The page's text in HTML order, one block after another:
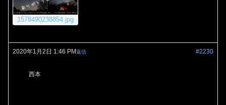
1578490238854.jpg
2020年1月2日 1:46 PM #2230
返信
西本